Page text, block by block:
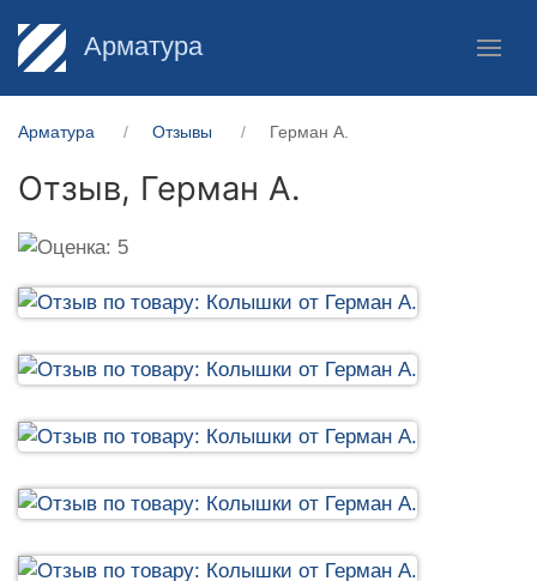
Арматура
Арматура Отзывы Герман А.
Отзыв, Герман А.